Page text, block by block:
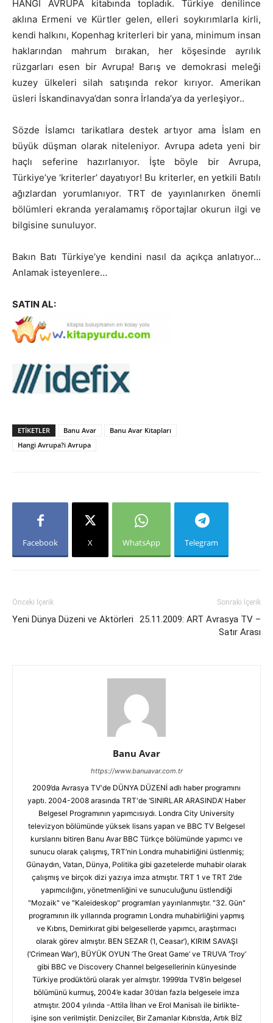
HANGİ AVRUPA kitabında topladık. Türkiye denilince
aklına Ermeni ve Kürtler gelen, elleri soykırımlarla kirli,
kendi halkını, Kopenhag kriterleri bir yana, minimum insan
haklarından mahrum bırakan, her köşesinde ayrılık
rüzgarları esen bir Avrupa! Barış ve demokrasi meleği
kuzey ülkeleri silah satışında rekor kırıyor. Amerikan
üsleri İskandinavya’dan sonra İrlanda’ya da yerleşiyor..
Sözde İslamcı tarikatlara destek artıyor ama İslam en
büyük düşman olarak niteleniyor. Avrupa adeta yeni bir
haçlı seferine hazırlanıyor. İşte böyle bir Avrupa,
Türkiye’ye ‘kriterler’ dayatıyor! Bu kriterler, en yetkili Batılı
ağızlardan yorumlanıyor. TRT de yayınlanırken önemli
bölümleri ekranda yeralamamış röportajlar okurun ilgi ve
bilgisine sunuluyor.
Bakın Batı Türkiye’ye kendini nasıl da açıkça anlatıyor…
Anlamak isteyenlere…
SATIN AL:
ETIKETLER Banu Avar
Banu Avar Kitapları
Hangi Avrupa?i Avrupa
Facebook X WhatsApp Telegram
Önceki İçerik
Yeni Dünya Düzeni ve Aktörleri
Sonraki İçerik
25.11.2009: ART Avrasya TV –
Satır Arası
Banu Avar
https://www.banuavar.com.tr
2009’da Avrasya TV'de DÜNYA DÜZENİ adlı haber programını
yaptı. 2004-2008 arasında TRT'de ‘SINIRLAR ARASINDA’ Haber
Belgesel Programının yapımcısıydı. Londra City University
televizyon bölümünde yüksek lisans yapan ve BBC TV Belgesel
kurslarını bitiren Banu Avar BBC Türkçe bölümünde yapımcı ve
sunucu olarak çalışmış, TRT’nin Londra muhabirliğini üstlenmiş;
Günaydın, Vatan, Dünya, Politika gibi gazetelerde muhabir olarak
çalışmış ve birçok dizi yazıya imza atmıştır. TRT 1 ve TRT 2’de
yapımcılığını, yönetmenliğini ve sunuculuğunu üstlendiği
"Mozaik" ve "Kaleideskop" programları yayınlanmıştır. "32. Gün"
programının ilk yıllarında programın Londra muhabirliğini yapmış
ve Kıbrıs, Demirkırat gibi belgesellerde yapımcı, araştırmacı
olarak görev almıştır. BEN SEZAR (‘I, Ceasar’), KIRIM SAVAŞI
(‘Crimean War’), BÜYÜK OYUN ‘The Great Game’ ve TRUVA ‘Troy’
gibi BBC ve Discovery Channel belgesellerinin künyesinde
Türkiye prodüktörü olarak yer almıştır. 1999’da TV8’in belgesel
bölümünü kurmuş, 2004’e kadar 30’dan fazla belgesele imza
atmıştır. 2004 yılında -Attila İlhan ve Erol Manisalı ile birlikte-
işine son verilmiştir. Denizciler, Bir Zamanlar Kıbrıs’da, Artık BİZ